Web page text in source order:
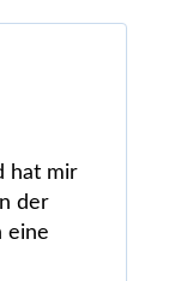
hat mir
der
eine